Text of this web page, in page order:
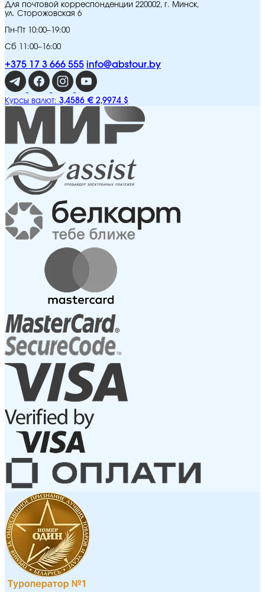
Для почтовой корреспонденции 220002, г. Минск,
ул. Сторожовская 6
Пн-Пт 10:00–19:00
Сб 11:00–16:00
+375 17 3 666 555 info@abstour.by
Курсы валют: 3,4586 € 2,9974 $